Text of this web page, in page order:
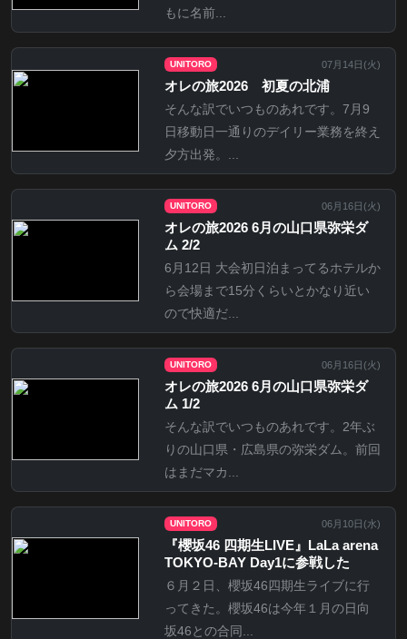
もに名前...
UNITORO 07月14日(火)
オレの旅2026 初夏の北浦
そんな訳でいつものあれです。7月9
日移動日一通りのデイリー業務を終え
夕方出発。...
UNITORO 06月16日(火)
オレの旅2026 6月の山口県弥栄ダ
ム 2/2
6月12日 大会初日泊まってるホテルか
ら会場まで15分くらいとかなり近い
ので快適だ...
UNITORO 06月16日(火)
オレの旅2026 6月の山口県弥栄ダ
ム 1/2
そんな訳でいつものあれです。2年ぶ
りの山口県・広島県の弥栄ダム。前回
はまだマカ...
UNITORO 06月10日(水)
『櫻坂46 四期生LIVE』LaLa arena
TOKYO-BAY Day1に参戦した
６月２日、櫻坂46四期生ライブに行
ってきた。櫻坂46は今年１月の日向
坂46との合同...